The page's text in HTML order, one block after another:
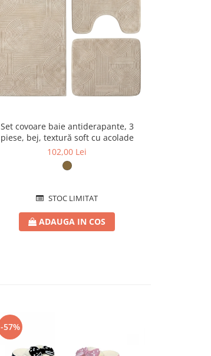
Set covoare baie antiderapante, 3
piese, bej, textură soft cu acolade
102,00 Lei
STOC LIMITAT
ADAUGA IN COS
-57%